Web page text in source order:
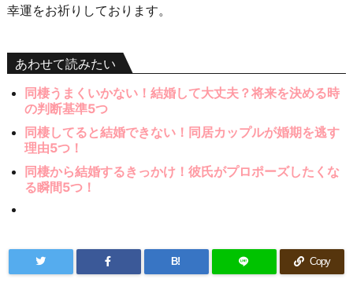
幸運をお祈りしております。
あわせて読みたい
同棲うまくいかない！結婚して大丈夫？将来を決める時
の判断基準5つ
同棲してると結婚できない！同居カップルが婚期を逃す
理由5つ！
同棲から結婚するきっかけ！彼氏がプロポーズしたくな
る瞬間5つ！
B! Copy